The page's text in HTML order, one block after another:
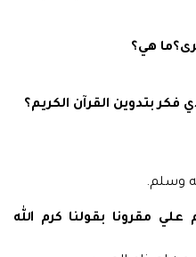
هي؟
بتدوين القرآن الكريم؟
وسلم.
مقرونا بقولنا كرم الله